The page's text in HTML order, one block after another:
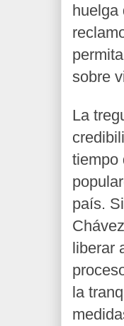
huelga
sobre
La
tiempo
país.
liberar
la